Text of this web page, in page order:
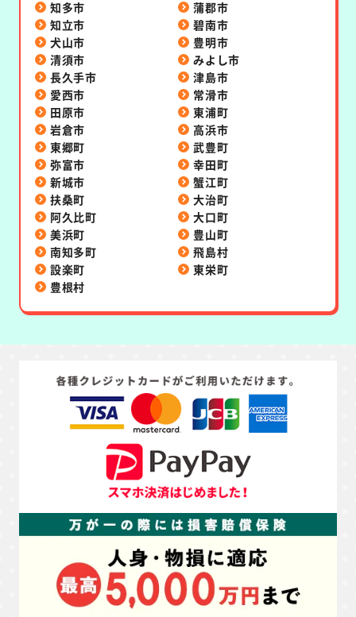
知多市
蒲郡市
知立市
碧南市
犬山市
豊明市
清須市
みよし市
長久手市
津島市
愛西市
常滑市
田原市
東浦町
岩倉市
高浜市
東郷町
武豊町
弥富市
幸田町
新城市
蟹江町
扶桑町
大治町
阿久比町
大口町
美浜町
豊山町
南知多町
飛島村
設楽町
東栄町
豊根村